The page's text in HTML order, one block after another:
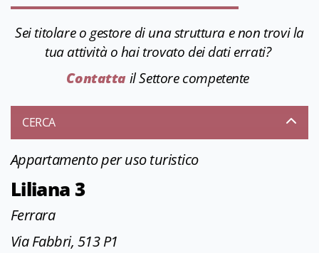
Sei titolare o gestore di una struttura e non trovi la
tua attività o hai trovato dei dati errati?
Contattail Settore competente
CERCA
Appartamento per uso turistico
Liliana 3
Ferrara
Via Fabbri, 513 P1